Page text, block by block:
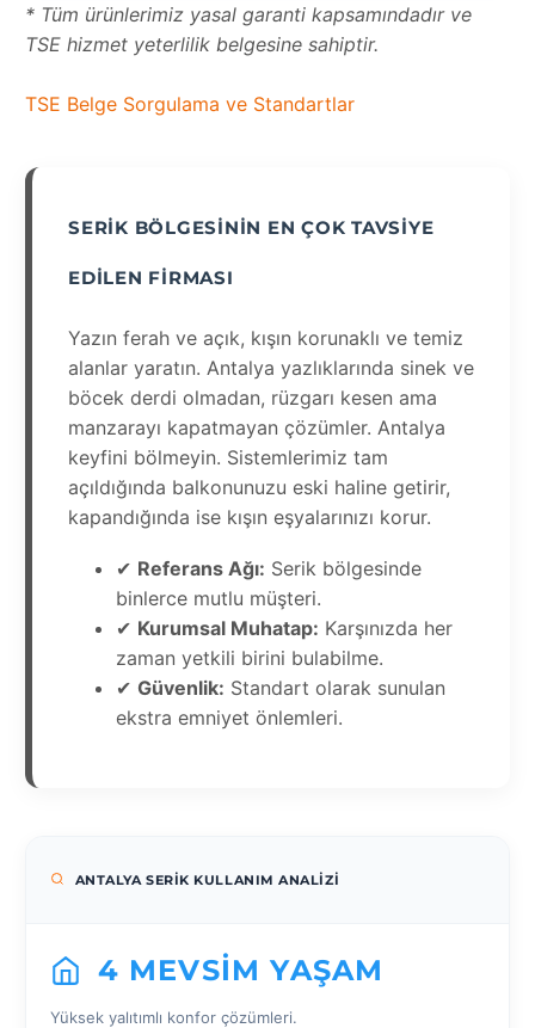
* Tüm ürünlerimiz yasal garanti kapsamındadır ve
TSE hizmet yeterlilik belgesine sahiptir.
TSE Belge Sorgulama ve Standartlar
SERIK BÖLGESININ EN ÇOK TAVSIYE
EDILEN FIRMASI
Yazın ferah ve açık, kışın korunaklı ve temiz
alanlar yaratın. Antalya yazlıklarında sinek ve
böcek derdi olmadan, rüzgarı kesen ama
manzarayı kapatmayan çözümler. Antalya
keyfini bölmeyin. Sistemlerimiz tam
açıldığında balkonunuzu eski haline getirir,
kapandığında ise kışın eşyalarınızı korur.
✔ Referans Ağı: Serik bölgesinde
binlerce mutlu müşteri.
✔ Kurumsal Muhatap: Karşınızda her
zaman yetkili birini bulabilme.
✔ Güvenlik: Standart olarak sunulan
ekstra emniyet önlemleri.
ANTALYA SERIK KULLANIM ANALIZI
4 MEVSIM YAŞAM
Yüksek yalıtımlı konfor çözümleri.